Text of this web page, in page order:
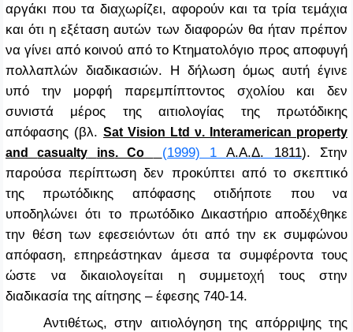
αργάκι που τα διαχωρίζει, αφορούν και τα τρία τεμάχια
και ότι η εξέταση αυτών των διαφορών θα ήταν πρέπον
να γίνει από κοινού από το Κτηματολόγιο προς αποφυγή
πολλαπλών διαδικασιών. Η δήλωση όμως αυτή έγινε
υπό την μορφή παρεμπίπτοντος σχολίου και δεν
συνιστά μέρος της αιτιολογίας της πρωτόδικης
απόφασης (βλ. Sat Vision Ltd ν. Interamerican property
and
casualty ins.Co (1999) 1Α.Α.Δ. 1811).Στην
παρούσα περίπτωση δεν προκύπτει από το σκεπτικό
της πρωτόδικης απόφασης οτιδήποτε που να
υποδηλώνει ότι το πρωτόδικο Δικαστήριο αποδέχθηκε
την θέση των εφεσειόντων ότι από την εκ συμφώνου
απόφαση, επηρεάστηκαν άμεσα τα συμφέροντα τους
ώστε να δικαιολογείται η συμμετοχή τους στην
διαδικασία της αίτησης – έφεσης 740-14.
Αντιθέτως, στην αιτιολόγηση της απόρριψης της